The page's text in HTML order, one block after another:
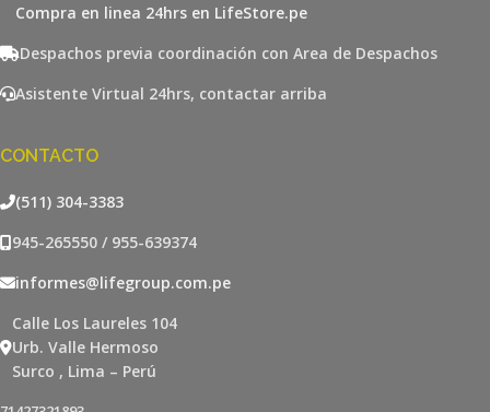
Compra en linea 24hrs en LifeStore.pe
Despachos previa coordinación con Area de Despachos
Asistente Virtual 24hrs, contactar arriba
CONTACTO
(511) 304-3383
945-265550 / 955-639374
informes@lifegroup.com.pe
Calle Los Laureles 104
Urb. Valle Hermoso
Surco , Lima – Perú